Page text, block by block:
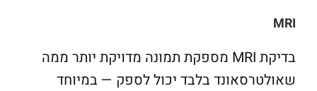
MRI
בדיקת MRI מספקת תמונה מדויקת יותר ממה
שאולטרסאונד בלבד יכול לספק — במיוחד